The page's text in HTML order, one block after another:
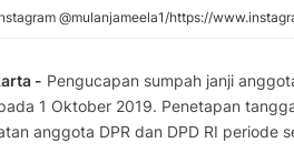
@mulanjameela1/https://
- Pengucapan sumpah janji
1 Oktober 2019. Penetapan
anggota DPR dan DPD RI periode